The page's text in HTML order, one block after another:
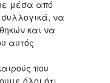
μέσα από
συλλογικά, να
και να
αυτός
που